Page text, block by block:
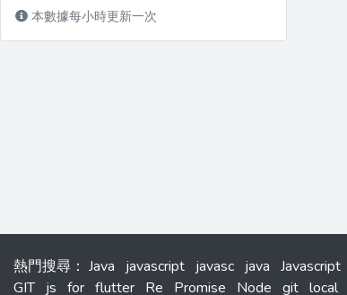
本數據每小時更新一次
熱門搜尋 ： Java javascript javasc java Javascript
GIT js for flutter Re Promise Node git local